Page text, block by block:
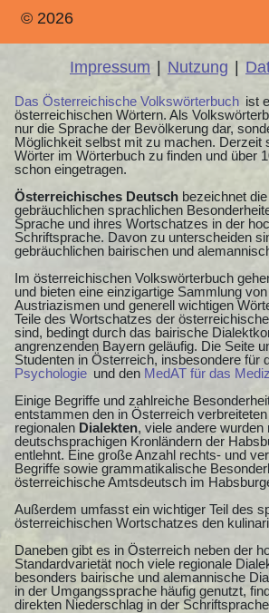
© 2026
Impressum | Nutzung |
Das Österreichische Volkswörterbuch ist
österreichischen Wörtern. Als
nur die Sprache der Bevölkerung dar,
Möglichkeit selbst mit zu machen. Derzeit
Wörter im Wörterbuch zu finden und über
schon eingetragen.
Österreichisches Deutsch bezeichnet
gebräuchlichen sprachlichen
Sprache und ihres Wortschatzes in der
Schriftsprache. Davon zu unterscheiden
gebräuchlichen bairischen und
Im österreichischen Volkswörterbuch
und bieten eine einzigartige Sammlung
Austriazismen und generell wichtigen
Teile des Wortschatzes der
sind, bedingt durch das bairische
angrenzenden Bayern geläufig. Die Seite
Studenten in Österreich, insbesondere für
Psychologie und den MedAT für das
Einige Begriffe und zahlreiche
entstammen den in Österreich verbreiteten
regionalen Dialekten, viele andere wurden
deutschsprachigen Kronländern der
entlehnt. Eine große Anzahl rechts- und
Begriffe sowie grammatikalische
österreichische Amtsdeutsch im
Außerdem umfasst ein wichtiger Teil des
österreichischen Wortschatzes den
Daneben gibt es in Österreich neben der
Standardvarietät noch viele regionale
besonders bairische und alemannische
in der Umgangssprache häufig genutzt,
direkten Niederschlag in der